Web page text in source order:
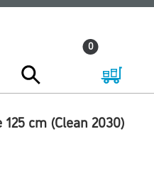
0
cm (Clean 2030)